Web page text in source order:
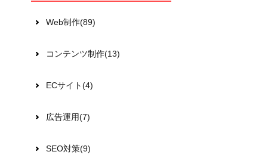
Web制作(89)
コンテンツ制作(13)
ECサイト(4)
広告運用(7)
SEO対策(9)